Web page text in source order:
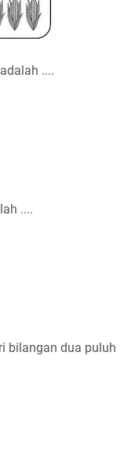
....
....
bilangan dua puluh